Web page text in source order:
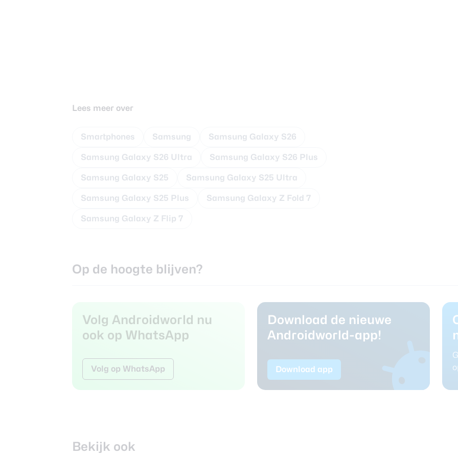
Lees meer over
Smartphones Samsung Samsung Galaxy S26
Samsung Galaxy S26 Ultra Samsung Galaxy S26 Plus
Samsung Galaxy S25 Samsung Galaxy S25 Ultra
Samsung Galaxy S25 Plus Samsung Galaxy Z Fold 7
Samsung Galaxy Z Flip 7
Op de hoogte blijven?
Volg Androidworld nu
ook op WhatsApp
Volg op WhatsApp
Download de nieuwe
Androidworld-app!
Download app
Bekijk ook